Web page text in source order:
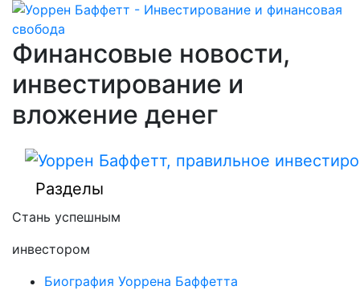
Финансовые новости,
инвестирование и
вложение денег
Разделы
Стань успешным
инвестором
Биография Уоррена Баффетта